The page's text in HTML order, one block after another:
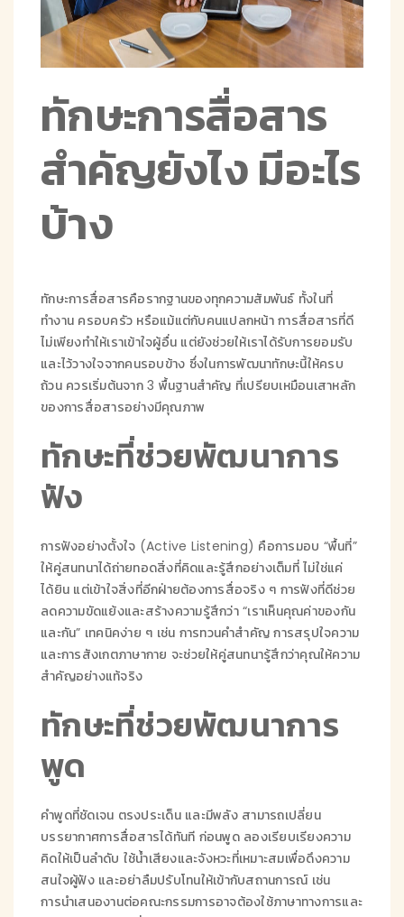
ทักษะการสื่อสาร
สำคัญยังไง มีอะไร
บ้าง
ทักษะการสื่อสารคือรากฐานของทุกความสัมพันธ์ ทั้งในที่
ทำงาน ครอบครัว หรือแม้แต่กับคนแปลกหน้า การสื่อสารที่ดี
ไม่เพียงทำให้เราเข้าใจผู้อื่น แต่ยังช่วยให้เราได้รับการยอมรับ
และไว้วางใจจากคนรอบข้าง ซึ่งในการพัฒนาทักษะนี้ให้ครบ
ถ้วน ควรเริ่มต้นจาก 3 พื้นฐานสำคัญ ที่เปรียบเหมือนเสาหลัก
ของการสื่อสารอย่างมีคุณภาพ
ทักษะที่ช่วยพัฒนาการ
ฟัง
การฟังอย่างตั้งใจ (Active Listening) คือการมอบ “พื้นที่”
ให้คู่สนทนาได้ถ่ายทอดสิ่งที่คิดและรู้สึกอย่างเต็มที่ ไม่ใช่แค่
ได้ยิน แต่เข้าใจสิ่งที่อีกฝ่ายต้องการสื่อจริง ๆ การฟังที่ดีช่วย
ลดความขัดแย้งและสร้างความรู้สึกว่า “เราเห็นคุณค่าของกัน
และกัน” เทคนิคง่าย ๆ เช่น การทวนคำสำคัญ การสรุปใจความ
และการสังเกตภาษากาย จะช่วยให้คู่สนทนารู้สึกว่าคุณให้ความ
สำคัญอย่างแท้จริง
ทักษะที่ช่วยพัฒนาการ
พูด
คำพูดที่ชัดเจน ตรงประเด็น และมีพลัง สามารถเปลี่ยน
บรรยากาศการสื่อสารได้ทันที ก่อนพูด ลองเรียบเรียงความ
คิดให้เป็นลำดับ ใช้น้ำเสียงและจังหวะที่เหมาะสมเพื่อดึงความ
สนใจผู้ฟัง และอย่าลืมปรับโทนให้เข้ากับสถานการณ์ เช่น
การนำเสนองานต่อคณะกรรมการอาจต้องใช้ภาษาทางการและ